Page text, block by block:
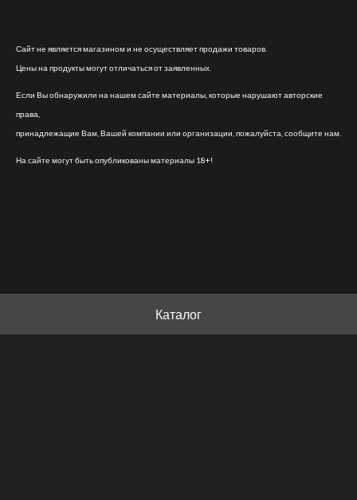
Сайт не является магазином и не осуществляет продажи товаров.
Цены на продукты могут отличаться от заявленных.
Если Вы обнаружили на нашем сайте материалы, которые нарушают авторские
права,
принадлежащие Вам, Вашей компании или организации, пожалуйста, сообщите нам.
На сайте могут быть опубликованы материалы 18+!
Каталог